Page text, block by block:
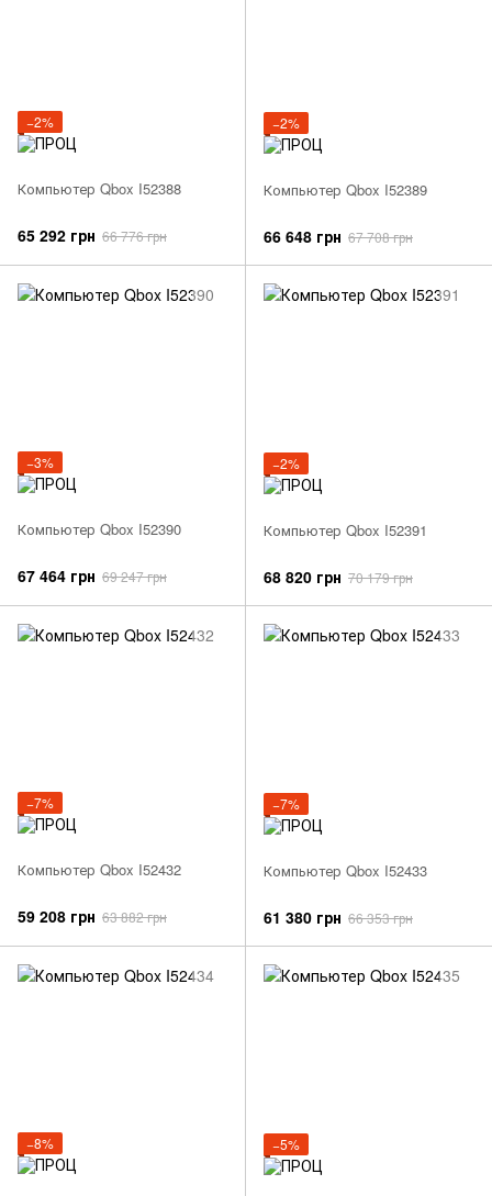
−2%
Компьютер Qbox I52388
65 292 грн 66 776 грн
−2%
Компьютер Qbox I52389
66 648 грн 67 708 грн
−3%
Компьютер Qbox I52390
67 464 грн 69 247 грн
−2%
Компьютер Qbox I52391
68 820 грн 70 179 грн
−7%
Компьютер Qbox I52432
59 208 грн 63 882 грн
−7%
Компьютер Qbox I52433
61 380 грн 66 353 грн
−8% −5%